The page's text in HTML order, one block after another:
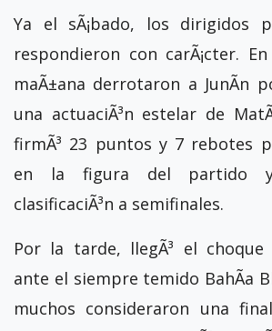
Ya el sÃ¡bado, los dirigidos
respondieron con carÃ¡cter.
maÃ±ana derrotaron a JunÃ­n
una actuaciÃ³n estelar de
firmÃ³ 23 puntos y 7 rebotes
en la figura del partido
clasificaciÃ³n a semifinales.
Por la tarde, llegÃ³ el choque
ante el siempre temido BahÃ­a
muchos consideraron una